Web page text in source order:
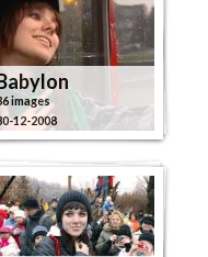
images
12-2008